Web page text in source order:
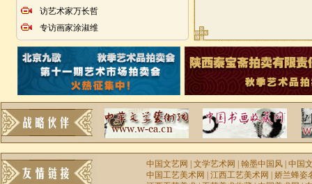
访艺术家万长哲
专访画家涂淑维
中国文艺网 |文学艺术网 |翰墨中国风 |中国
中国工艺美术网
|江西工艺美术网 |娇兰蜂姿